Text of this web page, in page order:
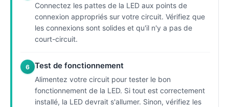
Connectez les pattes de la LED aux points de
connexion appropriés sur votre circuit. Vérifiez que
les connexions sont solides et qu'il n'y a pas de
court-circuit.
6 Test de fonctionnement
Alimentez votre circuit pour tester le bon
fonctionnement de la LED. Si tout est correctement
installé, la LED devrait s'allumer. Sinon, vérifiez les